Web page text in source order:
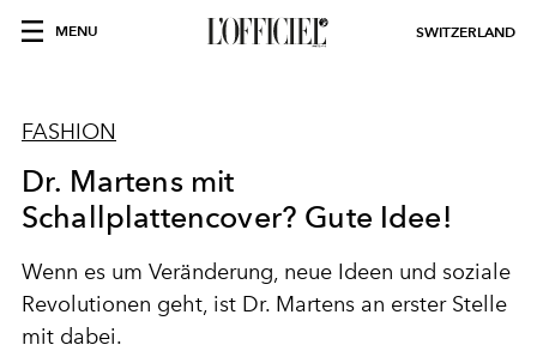
MENU SWITZERLAND
FASHION
Dr. Martens mit
Schallplattencover? Gute Idee!
Wenn es um Veränderung, neue Ideen und soziale
Revolutionen geht, ist Dr. Martens an erster Stelle
mit dabei.